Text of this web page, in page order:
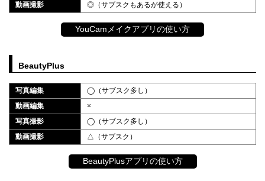
動画撮影
◎（サブスクもあるが使える）
YouCamメイクアプリの使い方
BeautyPlus
写真編集
◯（サブスク多し）
動画編集
×
写真撮影
◯（サブスク多し）
動画撮影
△（サブスク）
BeautyPlusアプリの使い方